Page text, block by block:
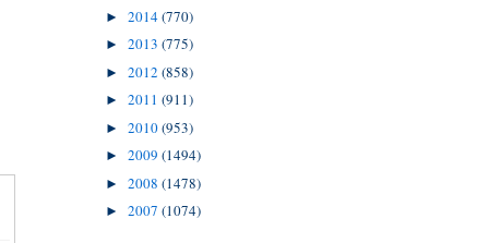
► 2014(770)
► 2013 (775)
► 2012 (858)
► 2011 (911)
► 2010(953)
► 2009 (1494)
► 2008 (1478)
► 2007 (1074)